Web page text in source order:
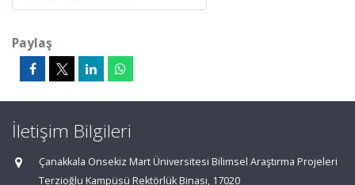
Paylaş
İletişim Bilgileri
Çanakkala Onsekiz Mart Üniversitesi Bilimsel Araştırma Projeleri
Terzioğlu Kampüsü Rektörlük Binası, 17020